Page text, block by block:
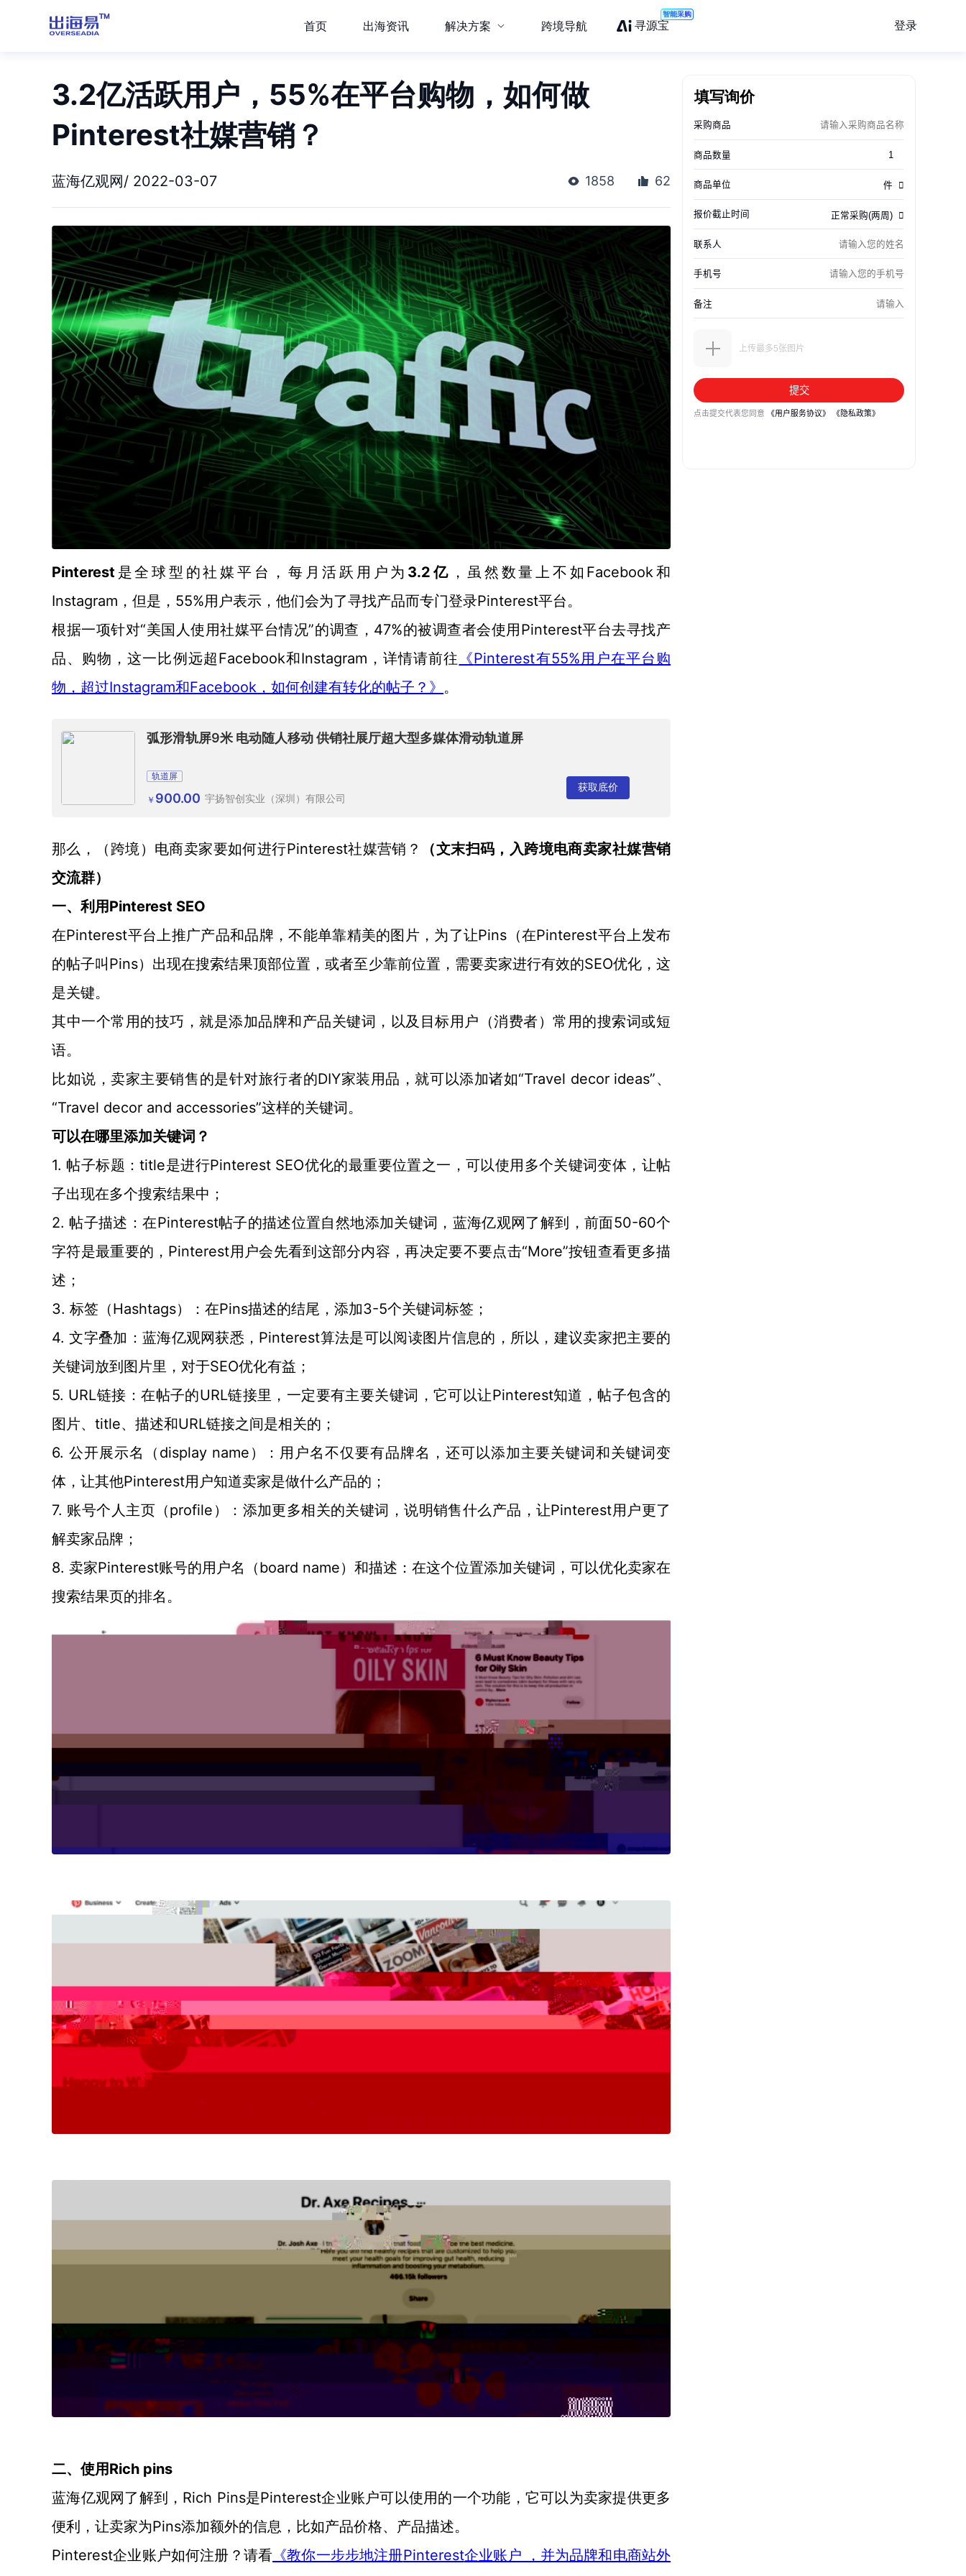
首页 出海资讯 解决方案 跨境导航 寻源宝
智能采购
登录
3.2亿活跃用户，55%在平台购物，如何做
Pinterest社媒营销？
蓝海亿观网/ 2022-03-07 1858 62
Pinterest 是全球型的社媒平台，每月活跃用户为 3.2亿 ，虽然数量上不如 Facebook和
Instagram，但是，55%用户表示，他们会为了寻找产品而专门登录Pinterest平台。
根据一项针对“美国人使用社媒平台情况”的调查，47%的被调查者会使用Pinterest平台去寻找产
品、购物，这一比例远超Facebook和Instagram，详情请前往 《Pinterest有55%用户在平台购
物，超过Instagram和Facebook，如何创建有转化的帖子？》 。
弧形滑轨屏9米 电动随人移动 供销社展厅超大型多媒体滑动轨道屏
轨道屏
￥ 900.00 宇扬智创实业（深圳）有限公司
获取底价
那么，（跨境）电商卖家要如何进行Pinterest社媒营销？ （文末扫码，入跨境电商卖家社媒营销
交流群）
一、利用Pinterest SEO
在Pinterest平台上推广产品和品牌，不能单靠精美的图片，为了让Pins（在Pinterest平台上发布
的帖子叫Pins）出现在搜索结果顶部位置，或者至少靠前位置，需要卖家进行有效的SEO优化，这
是关键。
其中一个常用的技巧，就是添加品牌和产品关键词，以及目标用户（消费者）常用的搜索词或短
语。
比如说，卖家主要销售的是针对旅行者的DIY家装用品，就可以添加诸如“Travel decor ideas”、
“Travel decor and accessories”这样的关键词。
可以在哪里添加关键词？
1. 帖子标题：title是进行Pinterest SEO优化的最重要位置之一，可以使用多个关键词变体，让帖
子出现在多个搜索结果中；
2. 帖子描述：在Pinterest帖子的描述位置自然地添加关键词，蓝海亿观网了解到，前面50-60个
字符是最重要的，Pinterest用户会先看到这部分内容，再决定要不要点击“More”按钮查看更多描
述；
3. 标签（Hashtags）：在Pins描述的结尾，添加3-5个关键词标签；
4. 文字叠加：蓝海亿观网获悉，Pinterest算法是可以阅读图片信息的，所以，建议卖家把主要的
关键词放到图片里，对于SEO优化有益；
5. URL链接：在帖子的URL链接里，一定要有主要关键词，它可以让Pinterest知道，帖子包含的
图片、title、描述和URL链接之间是相关的；
6. 公开展示名（display name）：用户名不仅要有品牌名，还可以添加主要关键词和关键词变
体，让其他Pinterest用户知道卖家是做什么产品的；
7. 账号个人主页（profile）：添加更多相关的关键词，说明销售什么产品，让Pinterest用户更了
解卖家品牌；
8. 卖家Pinterest账号的用户名（board name）和描述：在这个位置添加关键词，可以优化卖家在
搜索结果页的排名。
二、使用Rich pins
蓝海亿观网了解到， Rich Pins是Pinterest企业账户可以使用的一个功能，它可以为卖家提供更多
便利，让卖家为Pins添加额外的信息，比如产品价格、产品描述。
Pinterest企业账户如何注册？请看 《教你一步步地注册Pinterest企业账户 ，并为品牌和电商站外
填写询价